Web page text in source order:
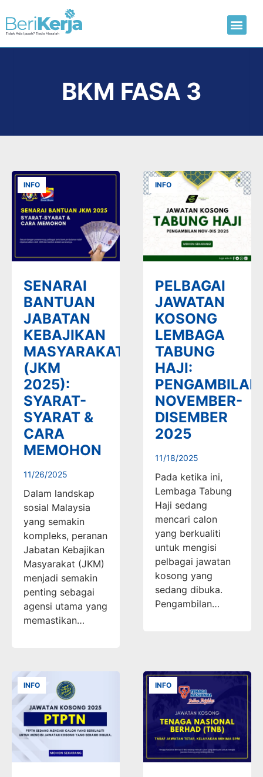
BKM FASA 3
INFO
SENARAI
BANTUAN
JABATAN
KEBAJIKAN
MASYARAKAT
(JKM
2025):
SYARAT-
SYARAT &
CARA
MEMOHON
11/26/2025
Dalam landskap
sosial Malaysia
yang semakin
kompleks, peranan
Jabatan Kebajikan
Masyarakat (JKM)
menjadi semakin
penting sebagai
agensi utama yang
memastikan…
INFO
PELBAGAI
JAWATAN
KOSONG
LEMBAGA
TABUNG
HAJI:
PENGAMBILAN
NOVEMBER-
DISEMBER
2025
11/18/2025
Pada ketika ini,
Lembaga Tabung
Haji sedang
mencari calon
yang berkualiti
untuk mengisi
pelbagai jawatan
kosong yang
sedang dibuka.
Pengambilan…
INFO INFO